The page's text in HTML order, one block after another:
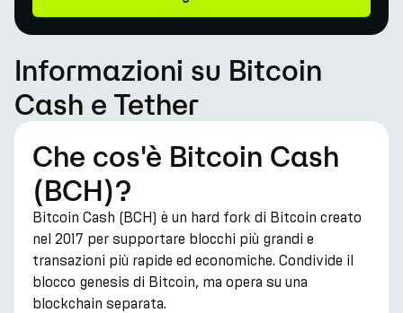
Informazioni su Bitcoin
Cash e Tether
Che cos'è Bitcoin Cash
(BCH)?
Bitcoin Cash (BCH) è un hard fork di Bitcoin creato
nel 2017 per supportare blocchi più grandi e
transazioni più rapide ed economiche. Condivide il
blocco genesis di Bitcoin, ma opera su una
blockchain separata.